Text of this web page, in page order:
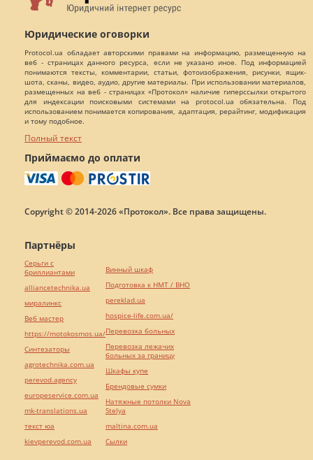
Юридические оговорки
Protocol.ua обладает авторскими правами на информацию, размещенную на
веб - страницах данного ресурса, если не указано иное. Под информацией
понимаются тексты, комментарии, статьи, фотоизображения, рисунки, ящик-
шота, сканы, видео, аудио, другие материалы. При использовании материалов,
размещенных на веб - страницах «Протокол» наличие гиперссылки открытого
для индексации поисковыми системами на protocol.ua обязательна. Под
использованием понимается копирования, адаптация, рерайтинг, модификация
и тому подобное.
Полный текст
Приймаємо до оплати
Copyright © 2014-2026 «Протокол». Все права защищены.
Партнёры
Серьги с
бриллиантами
alliancetechnika.ua
миралинкс
Веб мастер
https://motokosmos.ua/
Синтезаторы
agrotechnika.com.ua
perevod.agency
europeservice.com.ua
mk-translations.ua
текст юа
kievperevod.com.ua
Винный шкаф
Подготовка к НМТ / ВНО
pereklad.ua
hospice-life.com.ua/
Перевозка больных
Перевозка лежачих
больных за границу
Шкафы купе
Брендовые сумки
Натяжные потолки Nova
Stelya
maltina.com.ua
Cылки